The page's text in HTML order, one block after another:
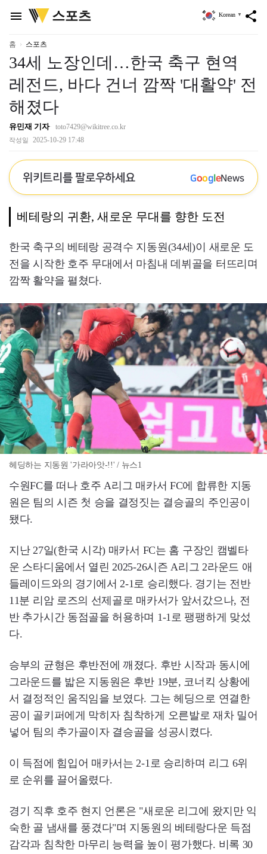
menu
위
키
스포츠 share
Korean ▼
홈 스포츠
34세 노장인데…한국 축구 현역
레전드, 바다 건너 깜짝 '대활약' 전
해졌다
유민재 기자 toto7429@wikitree.co.kr
작성일 2025-10-29 17:48
위키트리를 팔로우하세요 GoogleNews
베테랑의 귀환, 새로운 무대를 향한 도전
한국 축구의 베테랑 공격수 지동원(34세)이 새로운 도
전을 시작한 호주 무대에서 마침내 데뷔골을 터뜨리며
깜짝 활약을 펼쳤다.
헤딩하는 지동원 '가라아앗-!!' / 뉴스1
수원FC를 떠나 호주 A리그 매카서 FC에 합류한 지동
원은 팀의 시즌 첫 승을 결정짓는 결승골의 주인공이
됐다.
지난 27일(한국 시각) 매카서 FC는 홈 구장인 캠벨타
운 스타디움에서 열린 2025-26시즌 A리그 2라운드 애
들레이드와의 경기에서 2-1로 승리했다. 경기는 전반
11분 리암 로즈의 선제골로 매카서가 앞서갔으나, 전
반 추가시간 동점골을 허용하며 1-1로 팽팽하게 맞섰
다.
승부의 균형은 후반전에 깨졌다. 후반 시작과 동시에
그라운드를 밟은 지동원은 후반 19분, 코너킥 상황에
서 결정적인 움직임을 보였다. 그는 헤딩으로 연결한
공이 골키퍼에게 막히자 침착하게 오른발로 재차 밀어
넣어 팀의 추가골이자 결승골을 성공시켰다.
이 득점에 힘입어 매카서는 2-1로 승리하며 리그 6위
로 순위를 끌어올렸다.
경기 직후 호주 현지 언론은 "새로운 리그에 왔지만 익
숙한 골 냄새를 풍겼다"며 지동원의 베테랑다운 득점
감각과 침착한 마무리 능력을 높이 평가했다. 비록 30